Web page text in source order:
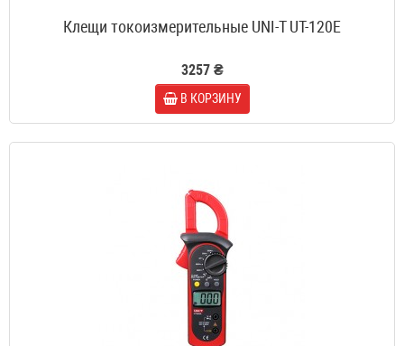
Клещи токоизмерительные UNI-T UT-120E
3257 ₴
В КОРЗИНУ